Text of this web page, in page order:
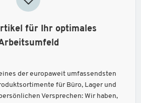
für Ihr optimales
der europaweit umfassendsten
für Büro, Lager und
Versprechen: Wir haben,